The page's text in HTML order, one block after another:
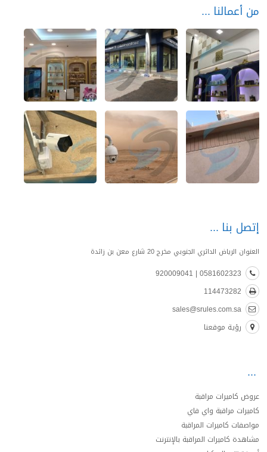
من أعمالنا
إتصل بنا
العنوان الرياض الدائري الجنوبي مخرج 20 شارع معن بن زائدة
0581602323 | 920009041
114473282
sales@srules.com.sa
رؤية موقعنا
عروض كاميرات مراقبة
كاميرات مراقبة واي فاي
مواصفات كاميرات المراقبة
مشاهدة كاميرات المراقبة بالإنترنت